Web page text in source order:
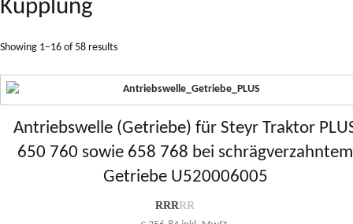
Kupplung
Showing 1–16 of 58 results
Antriebswelle (Getriebe) für Steyr Traktor
650 760 sowie 658 768 bei schrägverzahntem
Getriebe U520006005